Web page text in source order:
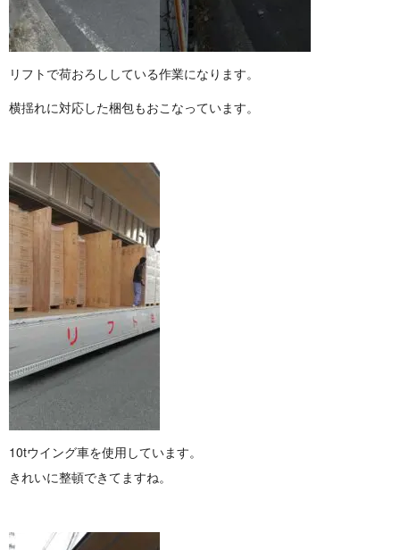
リフトで荷おろししている作業にな り ま す 。
横揺れに対応した梱包もおこなって い ま す 。
10tウイング車を使用しています。
きれいに整頓できてますね。